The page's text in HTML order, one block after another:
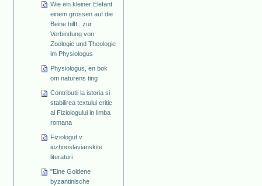
Wie ein kleiner Elefant
einem grossen auf die
Beine hilft : zur
Verbindung von
Zoologie und Theologie
im Physiologus
Physiologus, en bok
om naturens ting
Contributii la istoria si
stabilirea textului critic
al Fiziologului in limba
romana
Fiziologut v
iuzhnoslavianskite
literaturi
"Eine Goldene
byzantinische